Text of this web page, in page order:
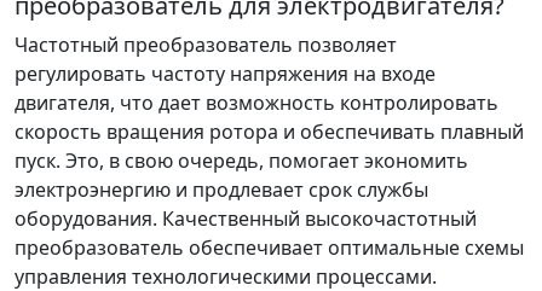
Частотный преобразователь позволяет
регулировать частоту напряжения на входе
двигателя, что дает возможность контролировать
скорость вращения ротора и обеспечивать плавный
пуск. Это, в свою очередь, помогает экономить
электроэнергию и продлевает срок службы
оборудования. Качественный высокочастотный
преобразователь обеспечивает оптимальные схемы
управления технологическими процессами.